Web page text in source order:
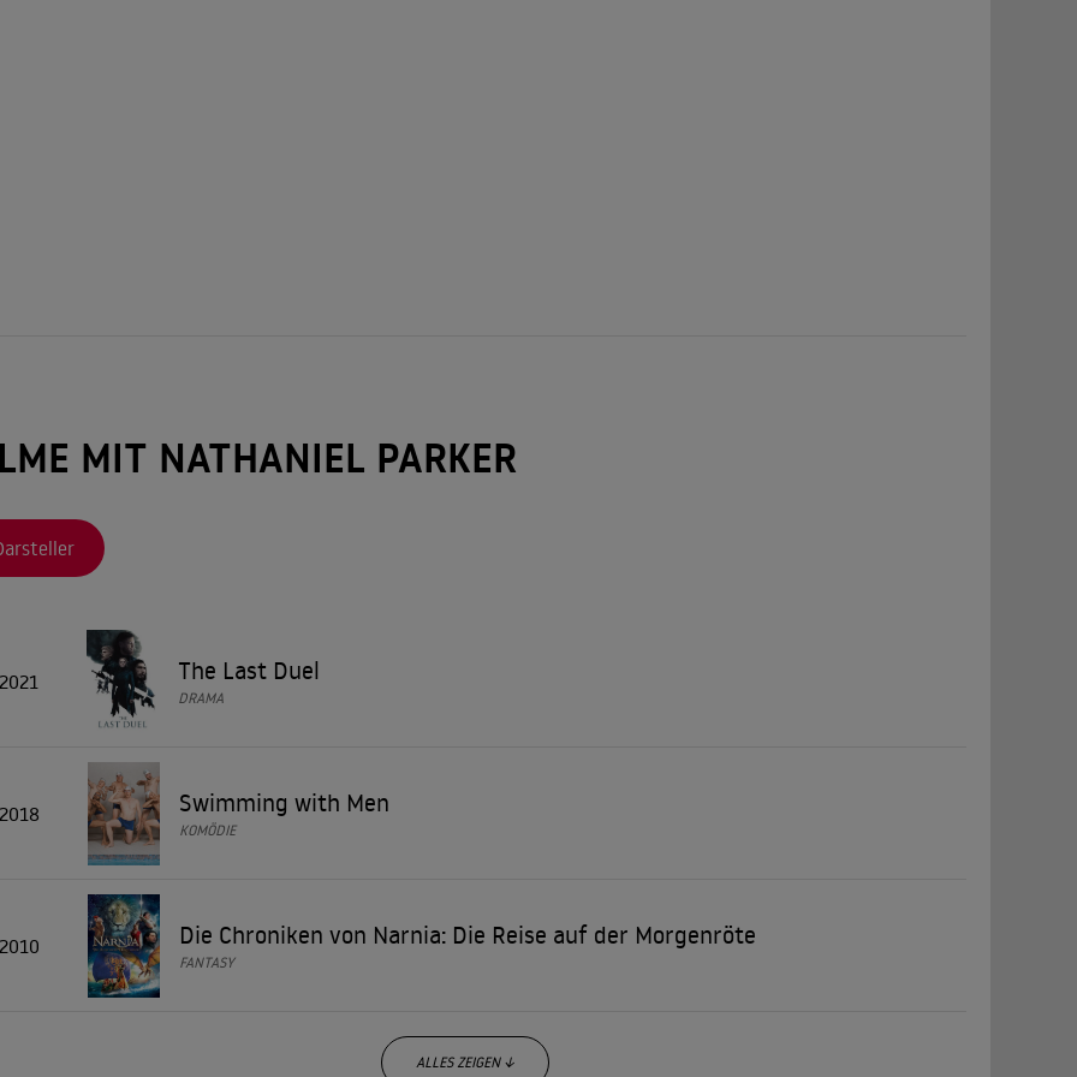
MIT NATHANIEL PARKER
2021 The Last Duel
DRAMA
2018 Swimming with Men
KOMÖDIE
2010 Die Chroniken von Narnia: Die Reise auf der Morgenröte
FANTASY
ALLES ZEIGEN ↓